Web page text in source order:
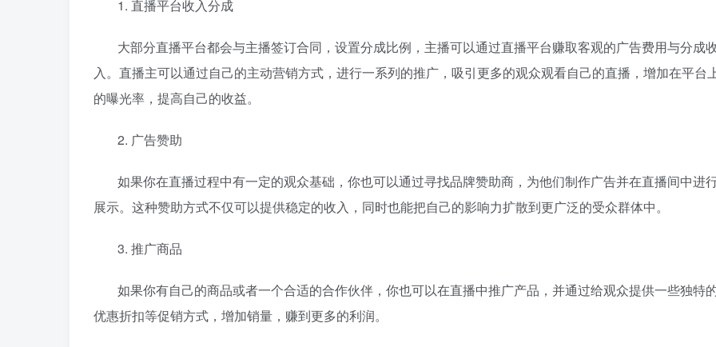
1. 直播平台收入分成
大部分直播平台都会与主播签订合同，设置分成比例，主播可以通过直播平台赚取客观的广告费用与分成
入。直播主可以通过自己的主动营销方式，进行一系列的推广，吸引更多的观众观看自己的直播，增加在平台
的曝光率，提高自己的收益。
2. 广告赞助
如果你在直播过程中有一定的观众基础，你也可以通过寻找品牌赞助商，为他们制作广告并在直播间中进
展示。这种赞助方式不仅可以提供稳定的收入，同时也能把自己的影响力扩散到更广泛的受众群体中。
3. 推广商品
如果你有自己的商品或者一个合适的合作伙伴，你也可以在直播中推广产品，并通过给观众提供一些独特
优惠折扣等促销方式，增加销量，赚到更多的利润。